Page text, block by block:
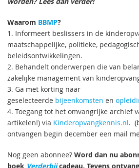
Waarom BBMP?
1. Informeert beslissers in de
maatschappelijke, politieke,
beleidsontwikkelingen.
2. Behandelt onderwerpen die van
zakelijke management van
3. Ga met korting naar
geselecteerde bijeenkomsten en
4. Toegang tot het omvangrijke archief
artikelen!) via Kinderopvangkennis.nl.
ontvangen begin december een mail
Nog geen abonnee? Word dan nu
boek Verderbijcadeau. Tevens